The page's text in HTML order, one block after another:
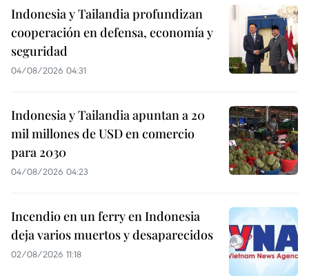
Indonesia y Tailandia profundizan
cooperación en defensa, economía y
seguridad
04/08/2026 04:31
Indonesia y Tailandia apuntan a 20
mil millones de USD en comercio
para 2030
04/08/2026 04:23
Incendio en un ferry en Indonesia
deja varios muertos y desaparecidos
02/08/2026 11:18